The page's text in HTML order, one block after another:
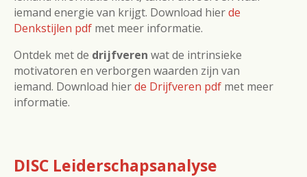
iemand energie van krijgt. Download hierde
Denkstijlen pdf met meer informatie.
Ontdek met de drijfveren wat de intrinsieke
motivatoren en verborgen waarden zijn van
iemand. Download hierde Drijfveren pdf met meer
informatie.
DISC Leiderschapsanalyse